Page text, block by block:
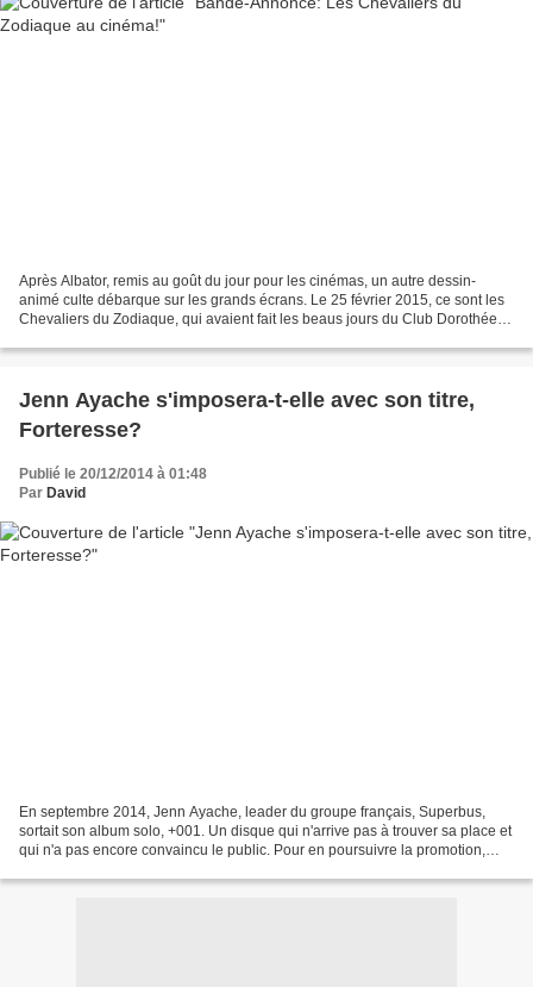
Après Albator, remis au goût du jour pour les cinémas, un autre dessin-
animé culte débarque sur les grands écrans. Le 25 février 2015, ce sont les
Chevaliers du Zodiaque, qui avaient fait les beaus jours du Club Dorothée
Jenn Ayache s'imposera-t-elle avec son titre,
Forteresse?
Publié le 20/12/2014 à 01:48
Par David
En septembre 2014, Jenn Ayache, leader du groupe français, Superbus,
sortait son album solo, +001. Un disque qui n'arrive pas à trouver sa place et
qui n'a pas encore convaincu le public. Pour en poursuivre la promotion,